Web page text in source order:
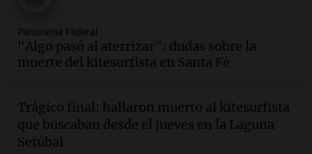
edificios y proyecta una casa del
estudiante con 48 municipios
involucrados
Episodios
Audio.1° gol de Rosario Central a
Aldosivi (Zalazar en contra) - relato
Gato Greco
Panorama Federal
"Algo pasó al aterrizar": dudas sobre la
muerte del kitesurfista en Santa Fe
Trágico final: hallaron muerto al kitesurfista
que buscaban desde el jueves en la Laguna
Setúbal